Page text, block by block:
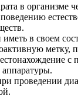
в организме
в своем
метку,
проведении